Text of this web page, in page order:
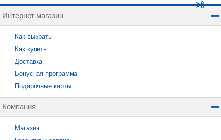
Интернет-магазин
Как выбрать
Как купить
Доставка
Бонусная программа
Подарочные карты
Компания
Магазин